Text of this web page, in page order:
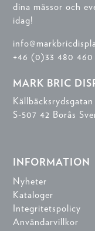
dina mässor och
idag!
+46 (0)33 480 460
MARK BRIC
S-507 42 Borås
INFORMATION
Nyheter
Kataloger
Integritetspolicy
Användarvillkor